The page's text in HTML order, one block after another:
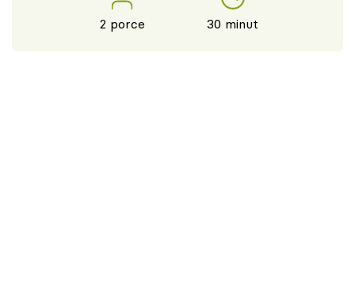
2 porce 30 minut